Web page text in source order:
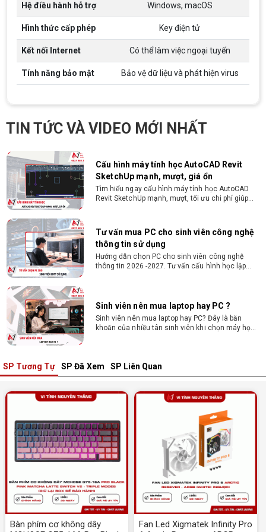
Hệ điều hành hỗ trợ Windows, macOS
Hình thức cấp phép Key điện tử
Kết nối Internet Có thể làm việc ngoại tuyến
Tính năng bảo mật Bảo vệ dữ liệu và phát hiện virus
TIN TỨC VÀ VIDEO MỚI NHẤT
quan. Ưu tiên biết tiếng Anh cơ bản Có khả năng
tinh thần học hỏi, sáng tạo, tinh thần trách nhiệm
cao, quyết đoán. Kinh nghiệm ít nhất 2 năm ở vị
ĐIỀU KIỆN TRẢ GÓP HDSAIGON
Gói hỗ trợ vay ưu đãi: - Khoản vay lên đến 100
vòng 10 phút
họa từ 2D, dựng video đến 3D
Hướng dẫn chọn PC cho sinh viên thiết kế đồ họa
từ 2D, dựng video đến 3D. Cấu hình tối ưu, dùng
Cấu hình máy tính học AutoCAD Revit
SketchUp mạnh, mượt, giá ổn
Tìm hiểu ngay cấu hình máy tính học AutoCAD
Revit SketchUp mạnh, mượt, tối ưu chi phí giúp
Tư vấn mua PC cho sinh viên công nghệ
thông tin sử dụng
Hướng dẫn chọn PC cho sinh viên công nghệ
thông tin 2026 -2027. Tư vấn cấu hình học lập
Sinh viên nên mua laptop hay PC ?
Sinh viên nên mua laptop hay PC? Đây là băn
khoăn của nhiều tân sinh viên khi chọn máy học
Laptop Sinh Viên 15–20 Triệu 2026: Cấu
Hình Nào Đáng Tiền?
Tìm laptop sinh viên 15–20 triệu phù hợp ngành
học năm 2026? Khám phá cách chọn cấu hình,
RAM, SSD, màn hình và khả năng nâng cấp hợp lý.
Tổng hợp 7 laptop sinh viên dưới 15 triệu
nên mua
Bạn tìm laptop cho sinh viên dưới 15 triệu mượt
mà, bền bỉ? Xem ngay gợi ý các thương hiệu
laptop bền, cấu hình mạnh cho sinh viên sử dụng
4 năm đại học.
Dịch vụ build PC đồ họa tại Đồng Nai theo
yêu cầu, giá tốt, uy tín
Dịch vụ build PC đồ họa tại Đồng Nai theo yêu
SP Tương Tự SP Đã Xem SP Liên Quan
Bàn phím cơ không dây
Fan Led Xigmatek Infinity Pro